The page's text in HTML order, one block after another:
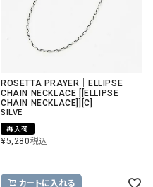
ROSETTA PRAYER｜ELLIPSE
CHAIN NECKLACE [[ELLIPSE
CHAIN NECKLACE]][C]
SILVE
再入荷
¥5,280税込
カートに入れる